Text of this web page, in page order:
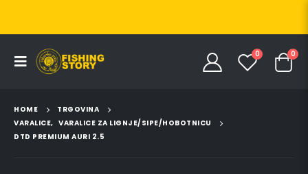
0 0
HOME
TRGOVINA
VARALICE, VARALICE ZA LIGNJE/SIPE/HOBOTNICU
DTD PREMIUM AURI 2.5